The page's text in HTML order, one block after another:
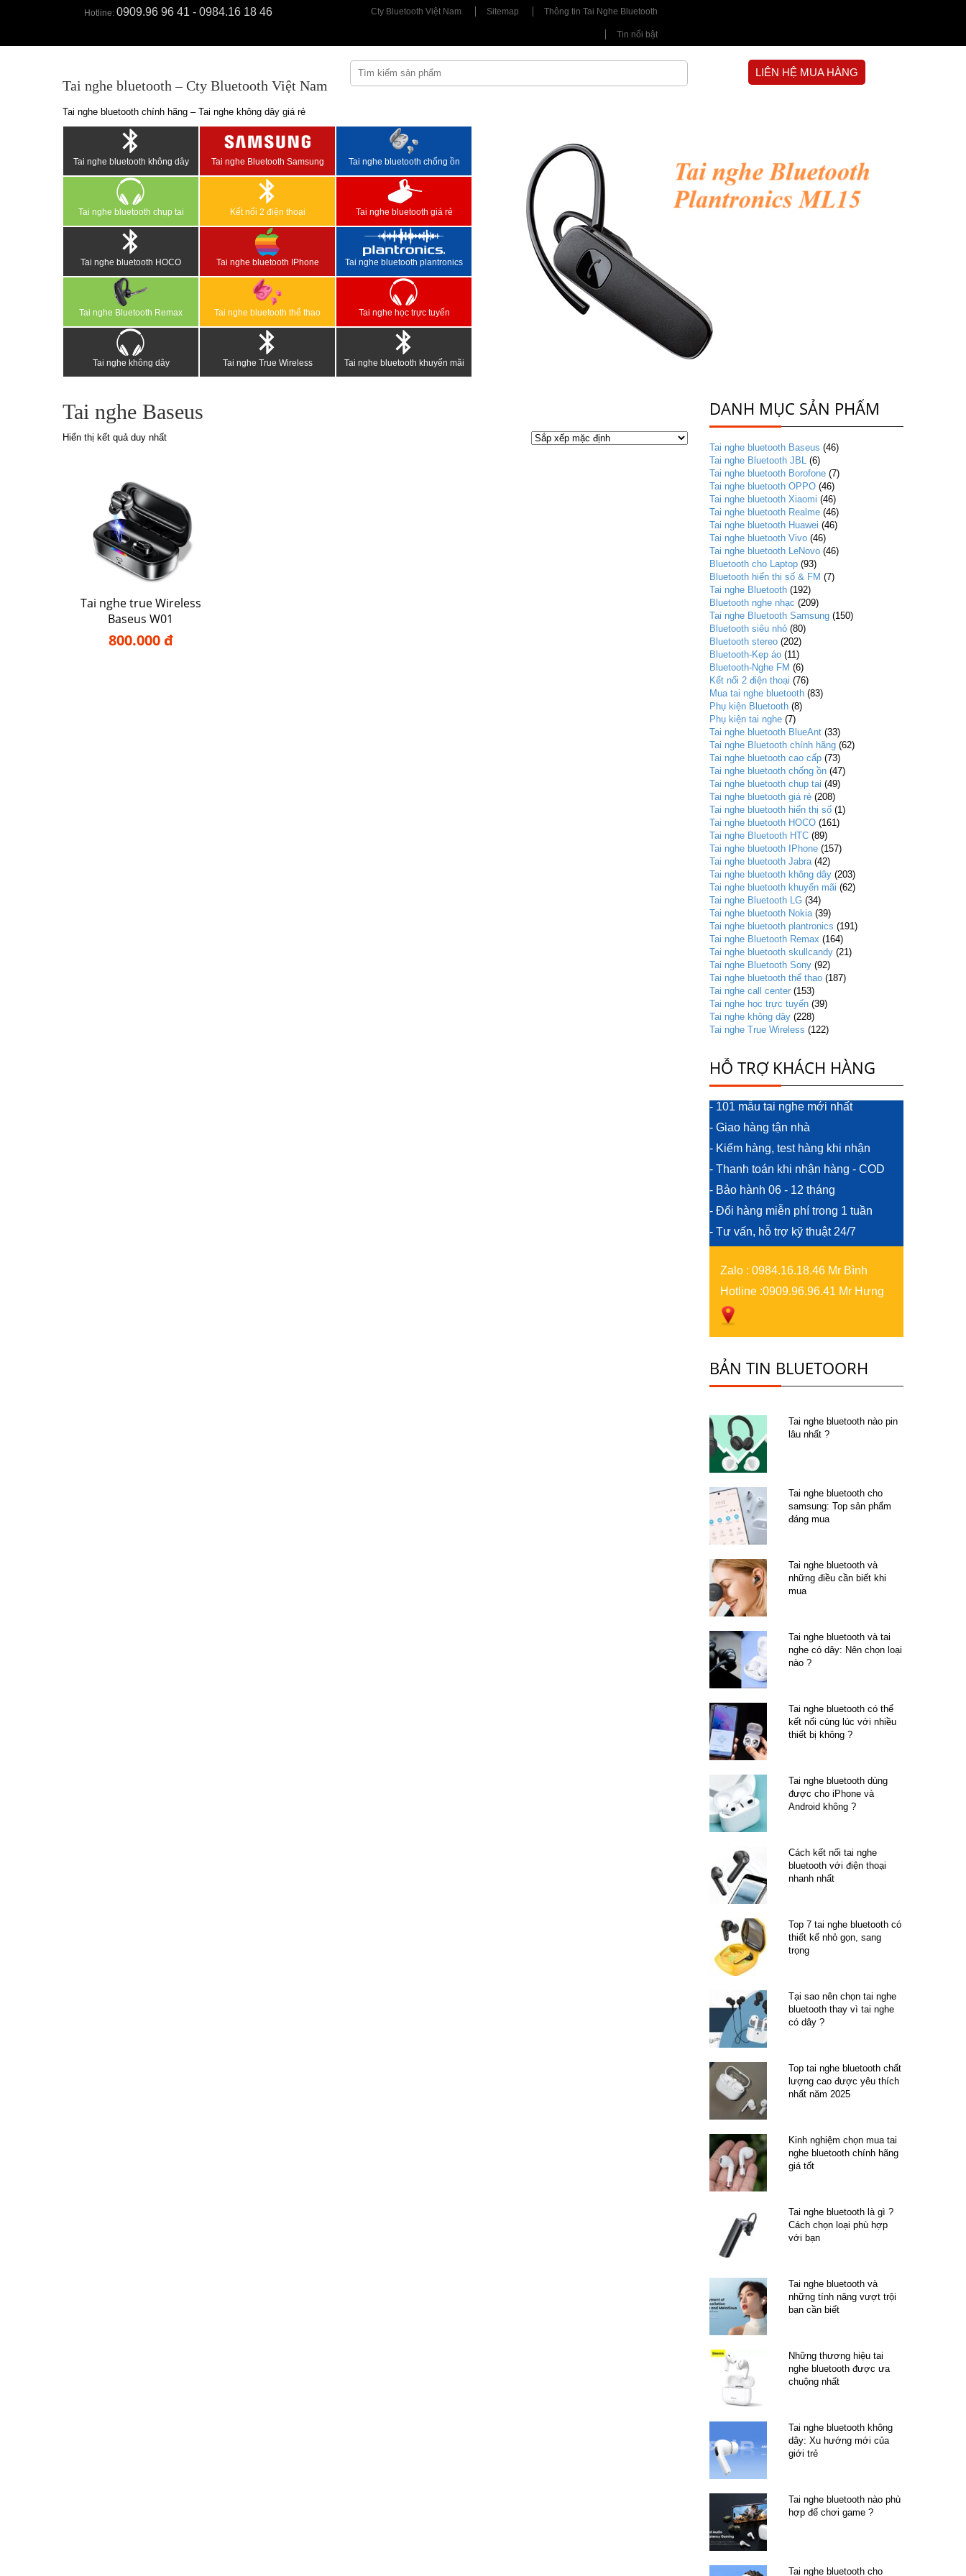
Hotline: 0909.96 96 41 - 0984.16 18 46 Cty Bluetooth Việt Nam Sitemap Thông tin Tai Nghe Bluetooth
Tin nổi bật
Tai nghe bluetooth – Cty Bluetooth Việt Nam
Tai nghe bluetooth chính hãng – Tai nghe không dây giá rẻ
LIÊN HỆ MUA HÀNG
Tai nghe bluetooth không dây Tai nghe Bluetooth Samsung Tai nghe bluetooth chống ồn
Tai nghe bluetooth chụp tai Kết nối 2 điện thoại Tai nghe bluetooth giá rẻ
Tai nghe bluetooth HOCO Tai nghe bluetooth IPhone Tai nghe bluetooth plantronics
Tai nghe Bluetooth Remax Tai nghe bluetooth thể thao Tai nghe học trực tuyến
Tai nghe không dây Tai nghe True Wireless Tai nghe bluetooth khuyến mãi
Tai nghe Baseus
Hiển thị kết quả duy nhất
Tai nghe true Wireless
Baseus W01
800.000 đ
DANH MỤC SẢN PHẨM
Tai nghe bluetooth Baseus (46)
Tai nghe Bluetooth JBL (6)
Tai nghe bluetooth Borofone (7)
Tai nghe bluetooth OPPO (46)
Tai nghe bluetooth Xiaomi (46)
Tai nghe bluetooth Realme (46)
Tai nghe bluetooth Huawei (46)
Tai nghe bluetooth Vivo (46)
Tai nghe bluetooth LeNovo (46)
Bluetooth cho Laptop (93)
Bluetooth hiển thị số & FM (7)
Tai nghe Bluetooth (192)
Bluetooth nghe nhạc (209)
Tai nghe Bluetooth Samsung (150)
Bluetooth siêu nhỏ (80)
Bluetooth stereo (202)
Bluetooth-Kẹp áo (11)
Bluetooth-Nghe FM (6)
Kết nối 2 điện thoại (76)
Mua tai nghe bluetooth (83)
Phụ kiện Bluetooth (8)
Phụ kiện tai nghe (7)
Tai nghe bluetooth BlueAnt (33)
Tai nghe Bluetooth chính hãng (62)
Tai nghe bluetooth cao cấp (73)
Tai nghe bluetooth chống ồn (47)
Tai nghe bluetooth chụp tai (49)
Tai nghe bluetooth giá rẻ (208)
Tai nghe bluetooth hiển thị số (1)
Tai nghe bluetooth HOCO (161)
Tai nghe Bluetooth HTC (89)
Tai nghe bluetooth IPhone (157)
Tai nghe bluetooth Jabra (42)
Tai nghe bluetooth không dây (203)
Tai nghe bluetooth khuyến mãi (62)
Tai nghe Bluetooth LG (34)
Tai nghe bluetooth Nokia (39)
Tai nghe bluetooth plantronics (191)
Tai nghe Bluetooth Remax (164)
Tai nghe bluetooth skullcandy (21)
Tai nghe Bluetooth Sony (92)
Tai nghe bluetooth thể thao (187)
Tai nghe call center (153)
Tai nghe học trực tuyến (39)
Tai nghe không dây (228)
Tai nghe True Wireless (122)
HỖ TRỢ KHÁCH HÀNG
- 101 mẫu tai nghe mới nhất
- Giao hàng tận nhà
- Kiểm hàng, test hàng khi nhận
- Thanh toán khi nhận hàng - COD
- Bảo hành 06 - 12 tháng
- Đổi hàng miễn phí trong 1 tuần
- Tư vấn, hỗ trợ kỹ thuật 24/7
Zalo : 0984.16.18.46 Mr Bình
Hotline :0909.96.96.41 Mr Hưng
BẢN TIN BLUETOORH
Tai nghe bluetooth nào pin
lâu nhất ?
Tai nghe bluetooth cho
samsung: Top sản phẩm
đáng mua
Tai nghe bluetooth và
những điều cần biết khi
mua
Tai nghe bluetooth và tai
nghe có dây: Nên chọn loại
nào ?
Tai nghe bluetooth có thể
kết nối cùng lúc với nhiều
thiết bị không ?
Tai nghe bluetooth dùng
được cho iPhone và
Android không ?
Cách kết nối tai nghe
bluetooth với điện thoại
nhanh nhất
Top 7 tai nghe bluetooth có
thiết kế nhỏ gọn, sang
trọng
Tại sao nên chọn tai nghe
bluetooth thay vì tai nghe
có dây ?
Top tai nghe bluetooth chất
lượng cao được yêu thích
nhất năm 2025
Kinh nghiệm chọn mua tai
nghe bluetooth chính hãng
giá tốt
Tai nghe bluetooth là gì ?
Cách chọn loại phù hợp
với bạn
Tai nghe bluetooth và
những tính năng vượt trội
bạn cần biết
Những thương hiệu tai
nghe bluetooth được ưa
chuộng nhất
Tai nghe bluetooth không
dây: Xu hướng mới của
giới trẻ
Tai nghe bluetooth nào phù
hợp để chơi game ?
Tai nghe bluetooth cho